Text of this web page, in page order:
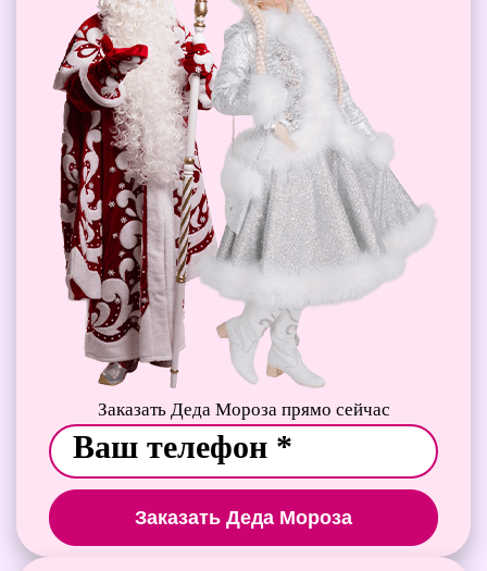
Заказать Деда Мороза прямо сейчас
Заказать Деда Мороза